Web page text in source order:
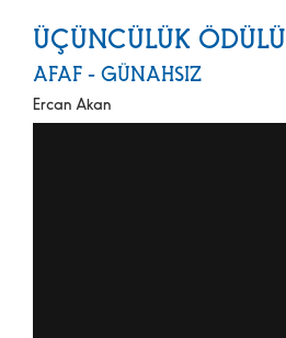
ÜÇÜNCÜLÜK ÖDÜLÜ
AFAF - GÜNAHSIZ
Ercan Akan